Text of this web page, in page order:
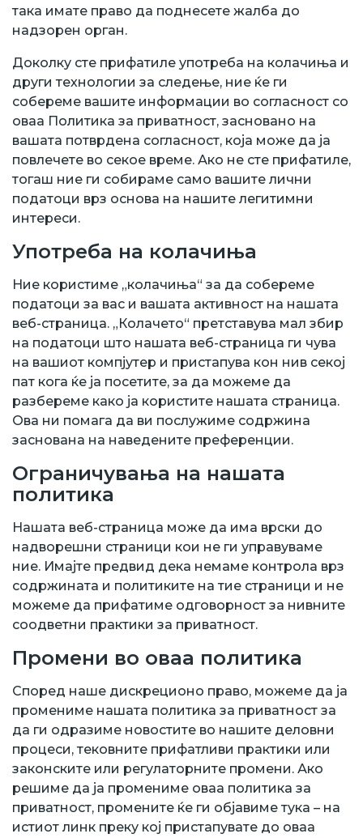
така имате право да поднесете жалба до
надзорен орган.
Доколку сте прифатиле употреба на колачиња и
други технологии за следење, ние ќе ги
собереме вашите информации во согласност со
оваа Политика за приватност, засновано на
вашата потврдена согласност, која може да ја
повлечете во секое време. Ако не сте прифатиле,
тогаш ние ги собираме само вашите лични
податоци врз основа на нашите легитимни
интереси.
Употреба на колачиња
Ние користиме „колачиња“ за да собереме
податоци за вас и вашата активност на нашата
веб-страница. „Колачето“ претставува мал збир
на податоци што нашата веб-страница ги чува
на вашиот компјутер и пристапува кон нив секој
пат кога ќе ја посетите, за да можеме да
разбереме како ја користите нашата страница.
Ова ни помага да ви послужиме содржина
заснована на наведените преференции.
Ограничувања на нашата
политика
Нашата веб-страница може да има врски до
надворешни страници кои не ги управуваме
ние. Имајте предвид дека немаме контрола врз
содржината и политиките на тие страници и не
можеме да прифатиме одговорност за нивните
соодветни практики за приватност.
Промени во оваа политика
Според наше дискреционо право, можеме да ја
промениме нашата политика за приватност за
да ги одразиме новостите во нашите деловни
процеси, тековните прифатливи практики или
законските или регулаторните промени. Ако
решиме да ја промениме оваа политика за
приватност, промените ќе ги објавиме тука – на
истиот линк преку кој пристапувате до оваа